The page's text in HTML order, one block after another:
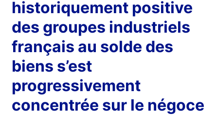
historiquement positive
des groupes industriels
français au solde des
biens s’est
progressivement
concentrée sur le négoce